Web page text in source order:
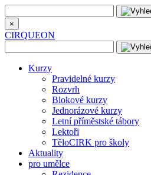
×
CIRQUEON
Kurzy
Pravidelné kurzy
Rozvrh
Blokové kurzy
Jednorázové kurzy
Letní příměstské tábory
Lektoři
TěloCIRK pro školy
Aktuality
pro umělce